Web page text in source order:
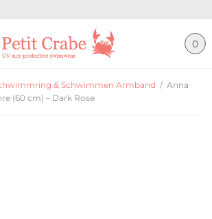
0
& Schwimmen Armband / Anna
(60 cm) – Dark Rose